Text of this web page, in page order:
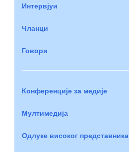
Интервјуи
Чланци
Говори
Конференције за медије
Мултимедија
Одлуке високог представника